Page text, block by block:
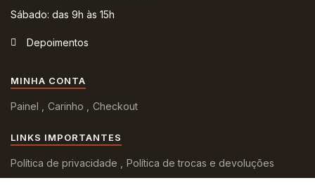
Sábado: das 9h às 15h
Depoimentos
MINHA CONTA
Painel Carinho Checkout
LINKS IMPORTANTES
Política de privacidade
Política de trocas e devoluções